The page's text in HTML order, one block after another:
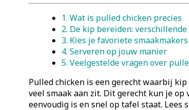
1. Wat is pulled chicken precies
2. De kip bereiden:
3. Kies je favoriete smaakmakers
4. Serveren op jouw manier
5. Veelgestelde vragen over
Pulled chicken is een gerecht waarbij
veel smaak aan zit. Dit gerecht kun je
eenvoudig is en snel op tafel staat.